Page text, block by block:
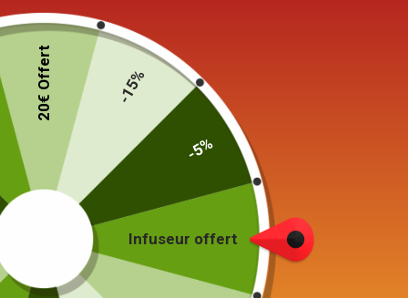
Infuseur offert
20€ Offert -15%
-5%